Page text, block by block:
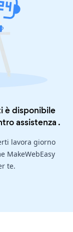
è disponibile
assistenza .
lavora giorno
MakeWebEasy
te.